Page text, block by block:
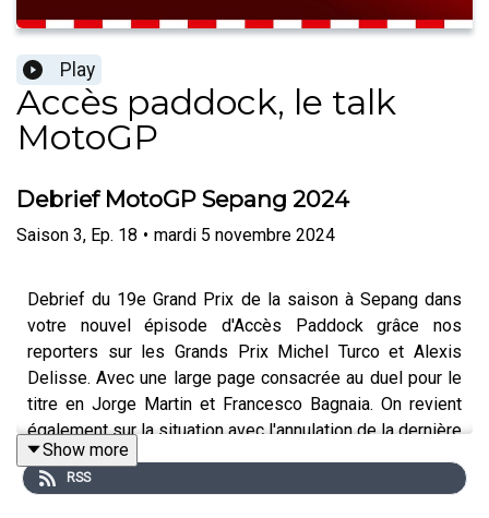
Play
Accès paddock, le talk
MotoGP
Debrief MotoGP Sepang 2024
Saison 3, Ep. 18 • mardi 5 novembre 2024
Debrief du 19e Grand Prix de la saison à Sepang dans
votre nouvel épisode d'Accès Paddock grâce nos
reporters sur les Grands Prix Michel Turco et Alexis
Delisse. Avec une large page consacrée au duel pour le
titre en Jorge Martin et Francesco Bagnaia. On revient
également sur la situation avec l'annulation de la dernière
course à Valence déplacée à Barcelone, le week-end
des Français ou encore le retour d'Andrea Iannone en
Show more
RSS